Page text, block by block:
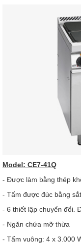
Model: CE7-41Q
- Được làm bằng thép
- Tấm được đúc bằng
- 6 thiết lập chuyển đổi.
- Ngăn chứa mỡ thừa
- Tấm vuông: 4 x 3.000